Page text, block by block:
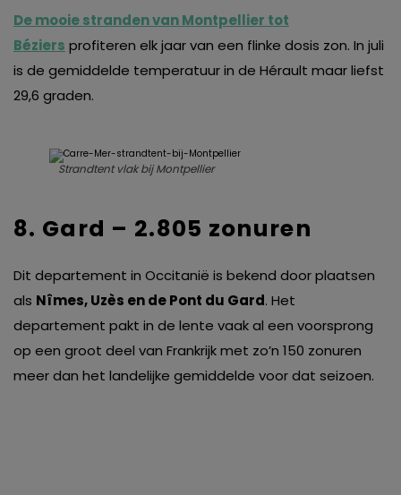
De mooie stranden van Montpellier tot
Béziers profiteren elk jaar van een flinke dosis zon. In juli
is de gemiddelde temperatuur in de Hérault maar liefst
29,6 graden.
Strandtent vlak bij Montpellier
8. Gard – 2.805 zonuren
Dit departement in Occitanië is bekend door plaatsen
als Nîmes, Uzès en de Pont du Gard. Het
departement pakt in de lente vaak al een voorsprong
op een groot deel van Frankrijk met zo’n 150 zonuren
meer dan het landelijke gemiddelde voor dat seizoen.